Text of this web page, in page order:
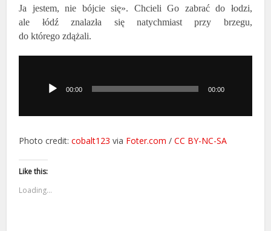
Ja jestem, nie bójcie się». Chcieli Go zabrać do łodzi,
ale łódź znalazła się natychmiast przy brzegu,
do którego zdążali.
dźwiękowych00:00 00:00
Photo credit:cobalt123 via Foter.com /CC BY-NC-SA
Like this:
Loading...